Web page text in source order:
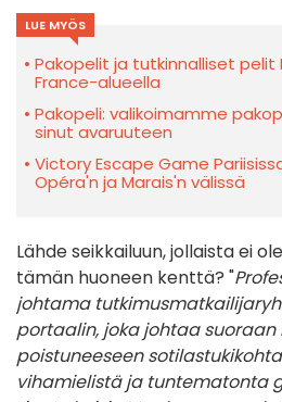
LUE MYÖS
Pakopelit ja tutkinnalliset pelit
France-alueella
Pakopeli: valikoimamme
sinut avaruuteen
Victory Escape Game
Opéra'n ja Marais'n välissä
Lähde seikkailuun, jollaista ei
tämän huoneen kenttä? "
johtama
portaalin, joka johtaa suoraan
poistuneeseen
vihamielistä ja tuntematonta